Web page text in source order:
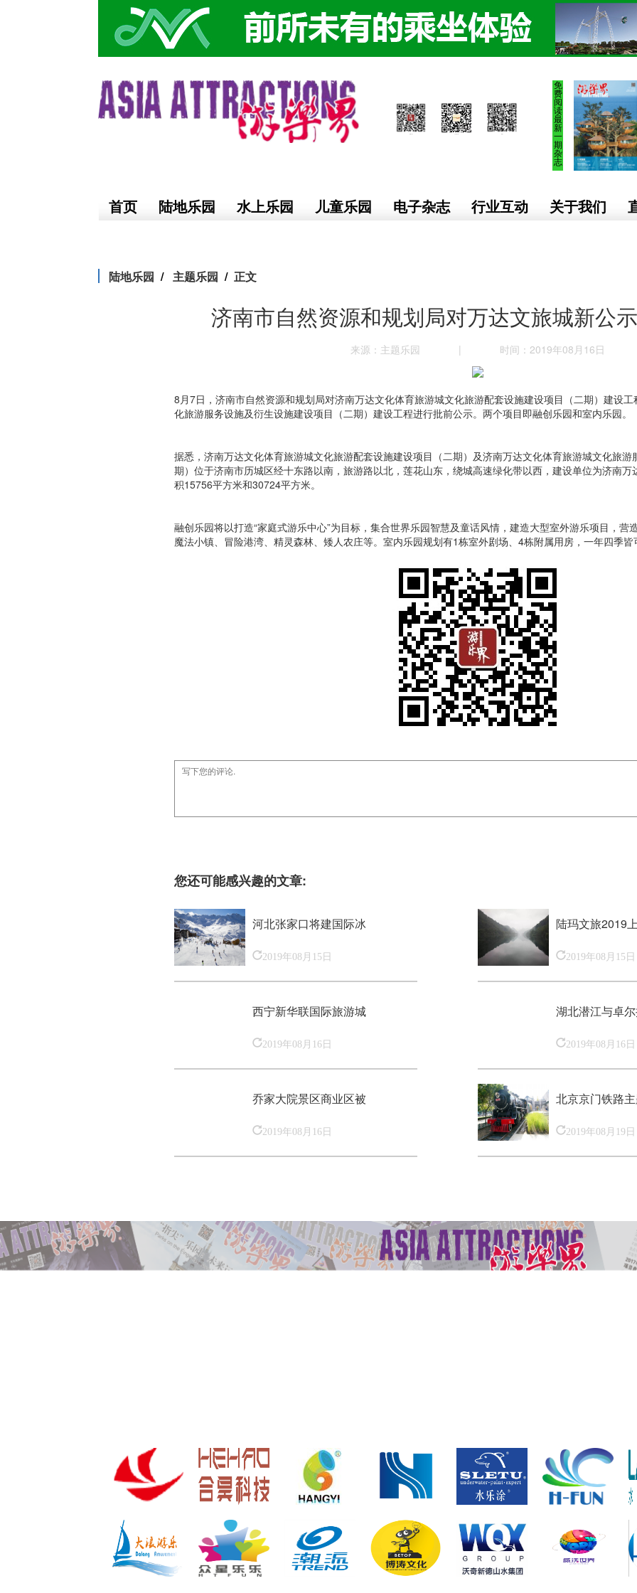
免
费
阅
读
最
新
一
期
杂
志
首页 陆地乐园 水上乐园 儿童乐园 电子杂志 行业互动 关于我们
陆地乐园 主题乐园 正文
济南市自然资源和规划局对万达文旅城新公
来源：主题乐园 | 时间：2019年08月16日
8月7日，济南市自然资源和规划局对济南万达文化体育旅游城文化旅游配套设施建设项目（二期）建设
化旅游服务设施及衍生设施建设项目（二期）建设工程进行批前公示。两个项目即融创乐园和室内乐园。
据悉，济南万达文化体育旅游城文化旅游配套设施建设项目（二期）及济南万达文化体育旅游城文化旅
期）位于济南市历城区经十东路以南，旅游路以北，莲花山东，绕城高速绿化带以西，建设单位为济南
积15756平方米和30724平方米。
融创乐园将以打造“家庭式游乐中心”为目标，集合世界乐园智慧及童话风情，建造大型室外游乐项目，营
魔法小镇、冒险港湾、精灵森林、矮人农庄等。室内乐园规划有1栋室外剧场、4栋附属用房，一年四季皆
您还可能感兴趣的文章:
河北张家口将建国际冰
2019年08月15日
陆玛文旅2019
2019年08月15日
西宁新华联国际旅游城
2019年08月16日
湖北潜江与卓
2019年08月16日
乔家大院景区商业区被
2019年08月16日
北京京门铁路
2019年08月19日